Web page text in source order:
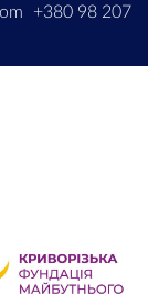
+380 98 207